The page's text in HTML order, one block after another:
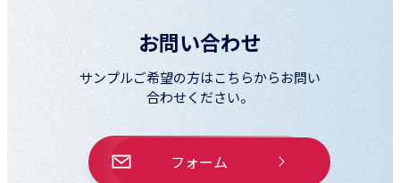
お問い合わせ
サンプルご希望の方はこちらからお問い
合わせください。
フォーム